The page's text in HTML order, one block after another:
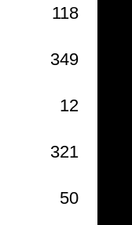
118
349
12
321
50